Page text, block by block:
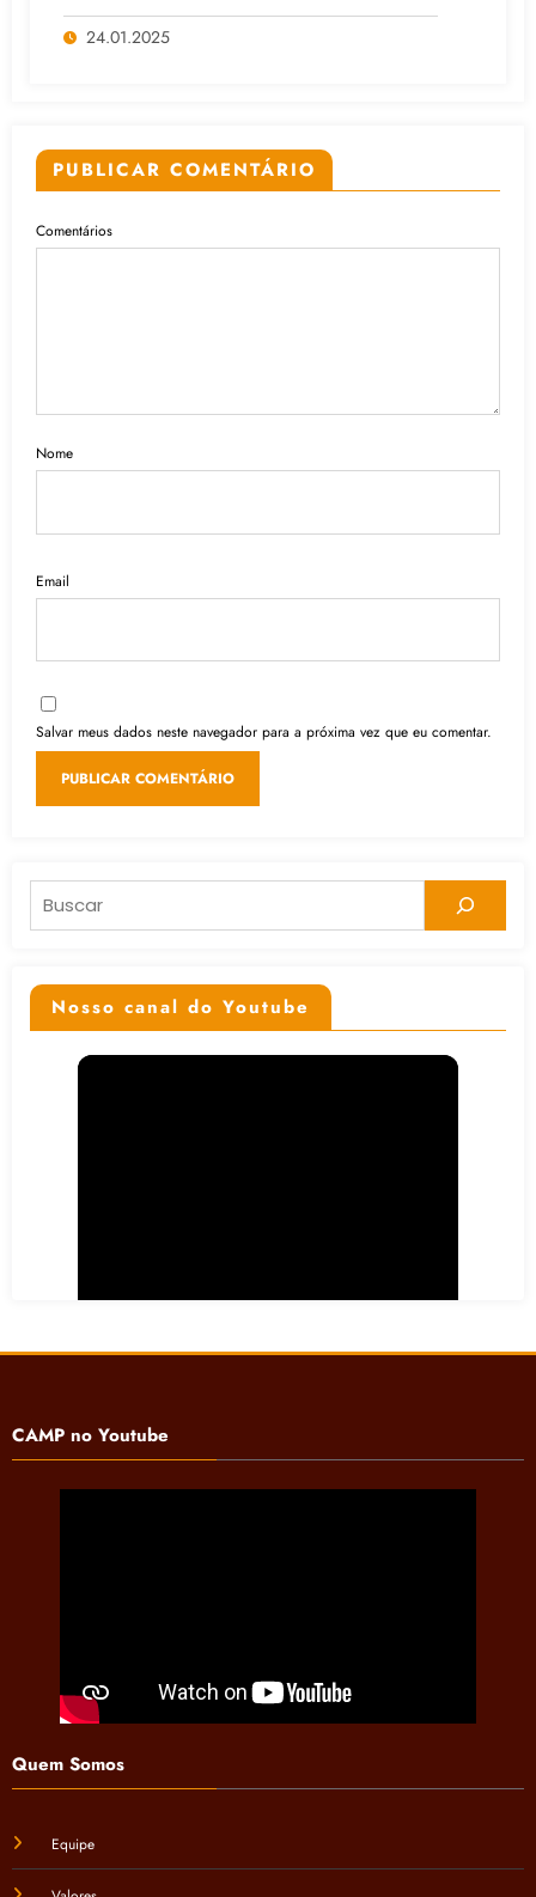
24.01.2025
PUBLICAR COMENTÁRIO
Comentários
Nome
Email
Salvar meus dados neste navegador para a próxima vez que eu comentar.
Pesquisar
Nosso canal do Youtube
CAMP no Youtube
Quem Somos
Equipe